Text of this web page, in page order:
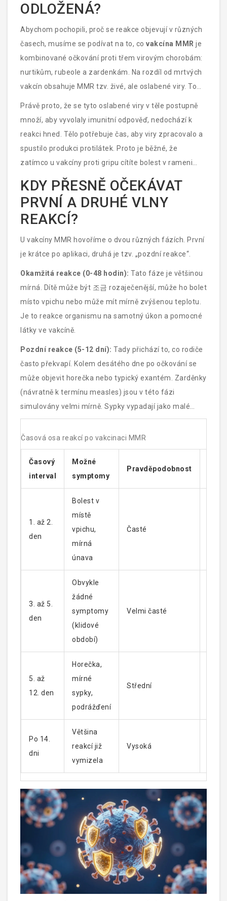
ODLOŽENÁ?
Abychom pochopili, proč se reakce objevují v různých
časech, musíme se podívat na to, co vakcína MMR je
kombinované očkování proti třem virovým chorobám:
nurtikům, rubeole a zardenkám. Na rozdíl od mrtvých
vakcín obsahuje MMR tzv. živé, ale oslabené viry. To
znamená, že tělo musí s nimi „bojovat“ podobně, jako
by šlo o skutečnou, byť velmi slabou infekci.
Právě proto, že se tyto oslabené viry v těle postupně
množí, aby vyvolaly imunitní odpověď, nedochází k
reakci hned. Tělo potřebuje čas, aby viry zpracovalo a
spustilo produkci protilátek. Proto je běžné, že
zatímco u vakcíny proti gripu cítíte bolest v rameni
hned druhý den, u MMR můžete být v klidu týden a pak
najednou vidět první červené tečky.
KDY PŘESNĚ OČEKÁVAT
PRVNÍ A DRUHÉ VLNY
REAKCÍ?
U vakcíny MMR hovoříme o dvou různých fázích. První
je krátce po aplikaci, druhá je tzv. „pozdní reakce“.
Okamžitá reakce (0-48 hodin): Tato fáze je většinou
mírná. Dítě může být 조금 rozaječenější, může ho bolet
místo vpichu nebo může mít mírně zvýšenou teplotu.
Je to reakce organismu na samotný úkon a pomocné
látky ve vakcíně.
Pozdní reakce (5-12 dní): Tady přichází to, co rodiče
často překvapí. Kolem desátého dne po očkování se
může objevit horečka nebo typický exantém. Zarděnky
(návratně k termínu measles) jsou v této fázi
simulovány velmi mírně. Sypky vypadají jako malé
červené tečky, které nejsou svědivé a rychle mizí. Je
to jasný signál, že imunitní systém pracuje a vytváří
dlouhodobou ochranu.
Časová osa reakcí po vakcinaci MMR
Časový
interval
Možné
symptomy
Pravděpodobnost
1. až 2.
den
Bolest v
místě
vpichu,
mírná
únava
Časté
3. až 5.
den
Obvykle
žádné
symptomy
(klidové
období)
Velmi časté
5. až
12. den
Horečka,
mírné
sypky,
podrážďení
Střední
Po 14.
dni
Většina
reakcí již
vymizela
Vysoká